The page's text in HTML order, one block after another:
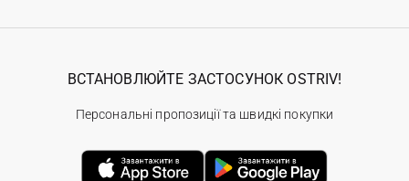
ВСТАНОВЛЮЙТЕ ЗАСТОСУНОК OSTRIV!
Персональні пропозиції та швидкі покупки